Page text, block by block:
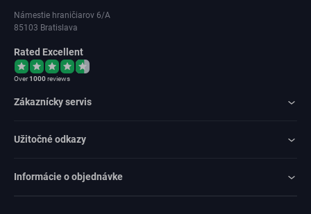
Námestie hraničiarov 6/A
85103 Bratislava
Rated Excellent
Over1000reviews
Zákaznícky servis
Užitočné odkazy
Informácie o objednávke